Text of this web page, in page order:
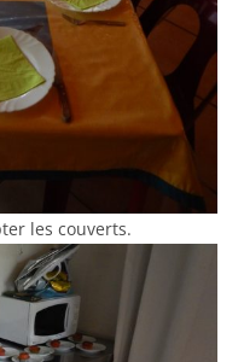
les couverts.